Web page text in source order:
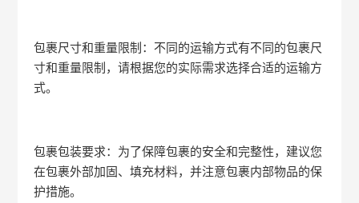
包裹尺寸和重量限制：不同的运输方式有不同的包裹尺
寸和重量限制，请根据您的实际需求选择合适的运输方
式。
包裹包装要求：为了保障包裹的安全和完整性，建议您
在包裹外部加固、填充材料，并注意包裹内部物品的保
护措施。